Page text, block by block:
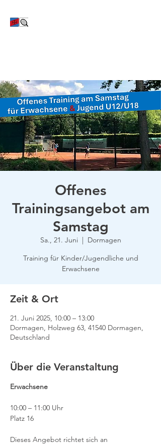
Offenes
Trainingsangebot am
Samstag
Sa., 21. Juni
  |
Dormagen
Training für Kinder/Jugendliche und
Erwachsene
Zeit & Ort
21. Juni 2025, 10:00 – 13:00
Dormagen, Holzweg 63, 41540 Dormagen,
Deutschland
Über die Veranstaltung
Erwachsene
10:00 – 11:00 Uhr
Platz 16
Dieses Angebot richtet sich an